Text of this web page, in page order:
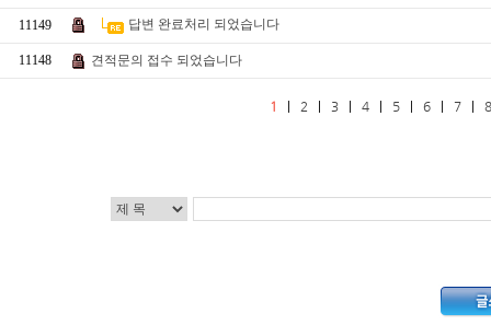
11149 답변 완료처리 되었습니다
11148 견적문의 접수 되었습니다
1 | 2 | 3| 4| 5| 6| 7| 8